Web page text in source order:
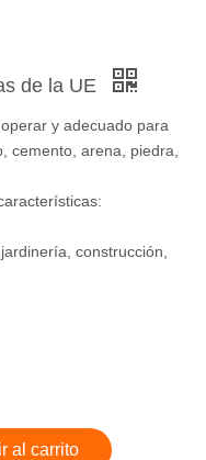
de la UE
y adecuado para
cemento, arena, piedra,
construcción,
al carrito